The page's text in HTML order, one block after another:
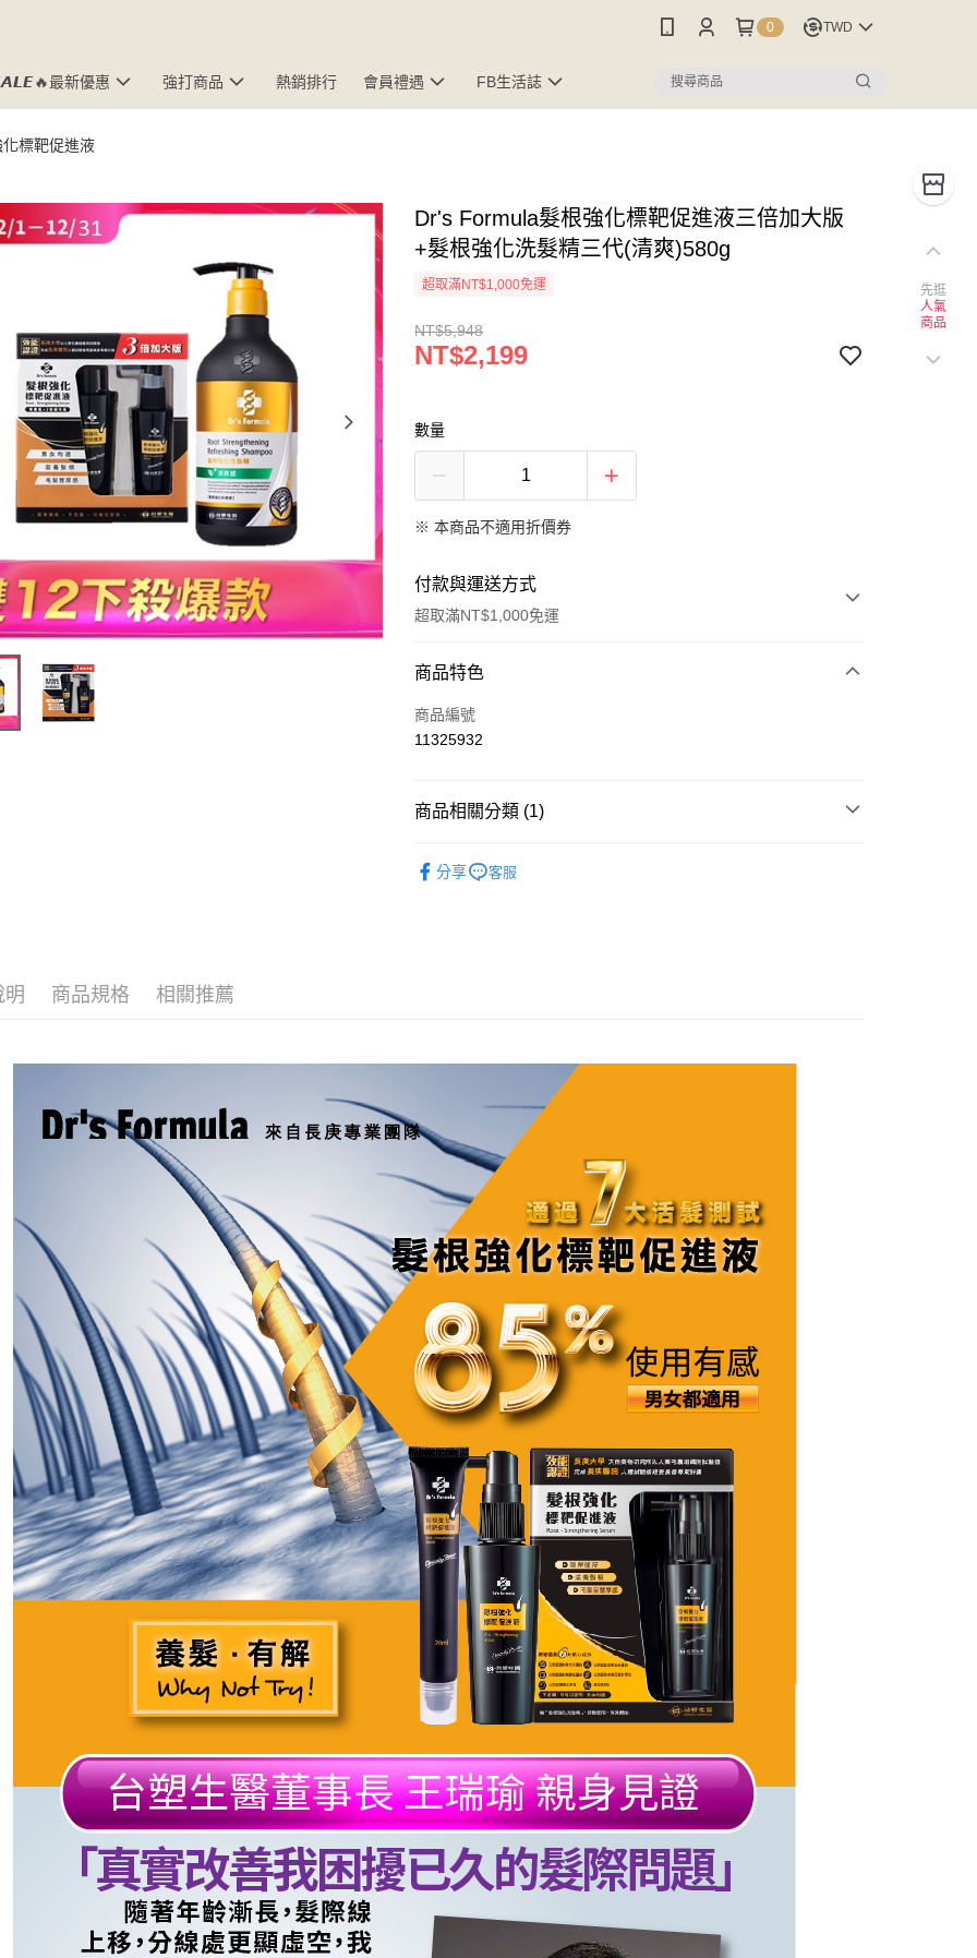
0 TWD
最新優惠 強打商品 熱銷排行 會員禮遇 FB生活誌
標靶促進液
Dr's Formula髮根強化標靶促進液三倍加大版
+髮根強化洗髮精三代(清爽)580g
超取滿NT$1,000免運
NT$5,948
NT$2,199
數量
※ 本商品不適用折價券
付款與運送方式
超取滿NT$1,000免運
付款方式
信用卡一次付款
合作金庫商業銀行
上海商業儲蓄銀行
LINE Pay
【大哥付你分期使用說明】
1.本服務由台灣大哥大提供，台灣大哥大用戶可立即使用無須另外申請。
2.付款方式選擇「大哥付你分期」，訂單成立後會自動跳轉到大哥付的交易
流程，驗證手機門號後，選擇欲分期的期數、繳款截止日，確認付款後即
完成交易。
3.實際核准額度、可分期數及費用金額請依後續交易確認頁面所載為準。
4.訂單成立30分鐘內，如未前往確認交易或遇審核未通過，訂單將自動取
消。如遇「轉專審核」未通過狀況，表示未達大哥付你分期系統評分，恕
無法說明評估內容。
1.分期款項不併入電信帳單，「大哥付你分期」於每月結算日後寄送繳費提
醒簡訊。
2.透過簡訊連結打開帳單後，可選擇「超商條碼／台灣大直營門市／銀行轉
帳／街口支付／iPASS MONEY」等通路繳費。
【注意事項】
1.本服務係由「台灣大哥大股份有限公司」（以下簡稱本公司）所提供，讓
用戶於交易時，得透過本服務購買商品或服務，並由商店將買賣／分期付
款買賣價金債權讓與本公司後，依約使用本公司帳單繳交帳款。
2.基於同意付款使用「大哥付你分期」之契約關係目的，商店將以您的個人
資料（包含姓名、電話或地址）提供予台灣大哥大進項蒐集、處理及利
用，由本公司與您本人進行分期帳單所需資料之確認、核對及更正。
3.完整用戶服務條款，請詳閱以下連結：
https://oppay.tw/userRule
AFTEE先享後付
相關說明
【關於「AFTEE先享後付」】
AFTEE先享後付是「在收到商品之後才付款」的支付方式。 讓您購物簡單
便利好安心！
１．簡單：不需註冊會員、不需綁卡、不需儲值。
２．便利：只要手機號碼，簡訊認證，即可結帳。
３．安心：先確認商品／服務後，再付款。
【「AFTEE先享後付」結帳流程】
１．於結帳方式選擇「AFTEE先享後付」後，將跳轉至「AFTEE先享後
付」結帳頁面，進行簡訊認證並確認金額後，即可完成結帳。
２．訂單成立數日內，您將收到繳費通知簡訊。
３．收到繳費通知簡訊後14天內，點擊此簡訊中的連結，可透過四大超商
／ATM／網路銀行／等多元方式進行付款，方視為交易完成。
絡購買商品的店家。未經商家同意取消之訂單仍視為有效，需透過AFTEE
先享後付繳納相關費用。
※ 交易是否成功請以「AFTEE先享後付 」之結帳頁面顯示為準，若有關於
是否繳費成功／繳費後需取消欲退款等相關疑問，請聯繫「AFTEE先享後
付客戶支援中心」 https://netprotections.freshdesk.com/support/home
【注意事項】
１．透過由恩沛科技股份有限公司提供之「AFTEE先享後付」服務完成之
交易，需依本服務之必要範圍內提供個人資料，並將交易相關給付款項請
求債權轉讓予恩沛科技股份有限公司。
２．關於個人資料處理事宜，請瀏覽以下網址：
https://aftee.tw/terms/#terms3
３．未成年的使用者請事先徵得法定代理人或監護人之同意方可使用
「AFTEE先享後付」，若未經同意申辦者引起之損失，本公司不負相關責
即時審查核予不同之上限額度；若仍有額度不足之情形，本公司將視審查
結果請求用戶進行身份認證。
５．嚴禁一人註冊多個帳號或使用他人資訊註冊。若發現惡意使用之情
形，恩沛科技股份有限公司將有權停止該用戶之使用額度並採取法律行
動。
Hami Point
相關說明
「Hami Point」為中華電信所提供之點數服務，可於會員專區綁定中華電
信會員帳號後，即可在購物車使用 Hami Point 折抵消費金額 (1點等於1
ATM付款
貨到付款
運送方式
全家取貨付款
付款後全家取貨
每筆NT$90，滿NT$1,000(含以上)免運費
萊爾富取貨付款
每筆NT$90，滿NT$1,000(含以上)免運費
付款後萊爾富取貨
每筆NT$90，滿NT$1,000(含以上)免運費
7-11取貨付款
每筆NT$90，滿NT$1,000(含以上)免運費
付款後7-11取貨
每筆NT$90，滿NT$1,000(含以上)免運費
宅配
每筆NT$90，滿NT$1,000(含以上)免運費
每筆NT$90，滿NT$1,000(含以上)免運費
商品特色
商品編號
11325932
商品相關分類 (1)
分享
客服
明 商品規格 相關推薦
先逛
人氣
商品